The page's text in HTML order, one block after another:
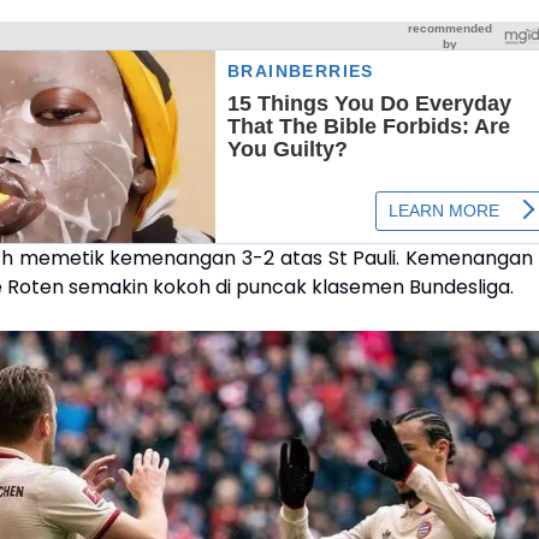
memetik kemenangan 3-2 atas St Pauli. Kemenangan
semakin kokoh di puncak klasemen Bundesliga.